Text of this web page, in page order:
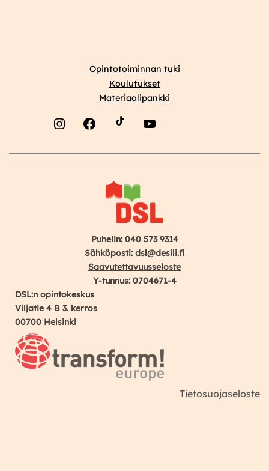
Opintotoiminnan tuki
Koulutukset
Materiaalipankki
Puhelin: 040 573 9314
Sähköposti: dsl@desili.fi
Saavutettavuusseloste
Y-tunnus: 0704671-4
DSL:n opintokeskus
Viljatie 4 B 3. kerros
00700 Helsinki
Tietosuojaseloste